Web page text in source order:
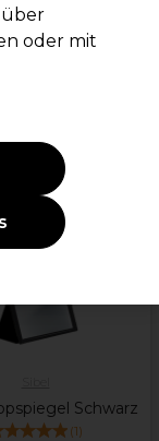
ANGEBOT
Schwarz
(1)
über
oder mit